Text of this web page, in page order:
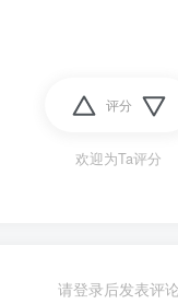
评分
欢迎为Ta评分
请登录后发表评论